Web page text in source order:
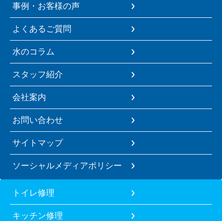
事例・お客様の声
よくあるご質問
水のコラム
スタッフ紹介
会社案内
お問い合わせ
サイトマップ
ソーシャルメディアポリシー
トイレ修理
キッチン修理